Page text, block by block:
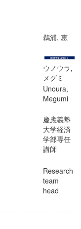
鵜浦, 恵
ウノウラ,
メグミ
Unoura,
Megumi
慶應義塾
大学経済
学部専任
講師
Research
team
head